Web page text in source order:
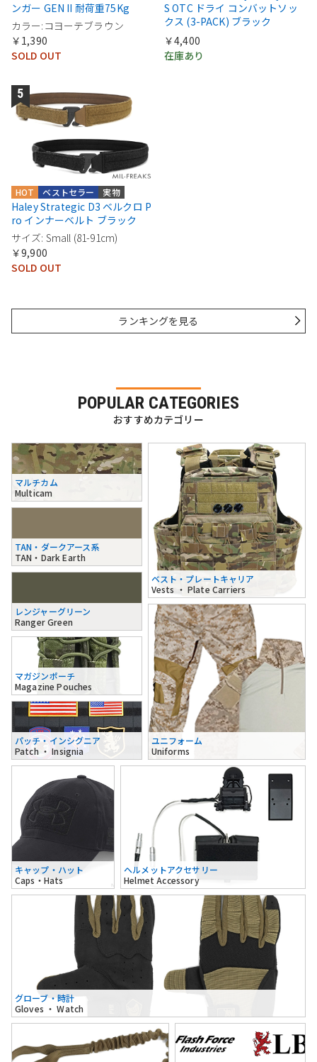
ンガー GEN II 耐荷重75Kg
カラー:コヨーテブラウン
￥1,390
SOLD OUT
S OTC ドライ コンバットソッ
クス (3-PACK) ブラック
￥4,400
在庫あり
実物
ベストセラー
HOT
Haley Strategic D3 ベルクロ P
ro インナーベルト ブラック
サイズ: Small (81-91cm)
￥9,900
SOLD OUT
ランキングを見る
POPULAR CATEGORIES
おすすめカテゴリー
マルチカム
Multicam
TAN・ダークアース系
TAN・Dark Earth
レンジャーグリーン
Ranger Green
ベスト・プレートキャリア
Vests ・ Plate Carriers
マガジンポーチ
Magazine Pouches
パッチ・インシグニア
Patch ・ Insignia
ユニフォーム
Uniforms
キャップ・ハット
Caps・Hats
ヘルメットアクセサリー
Helmet Accessory
グローブ・時計
Gloves ・ Watch